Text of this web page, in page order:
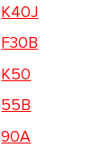
K40J
F30B
K50
55B
90A